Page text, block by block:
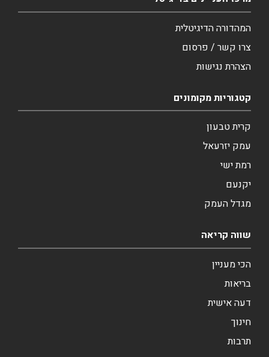
המהדורה הדיגיטלית
צרו קשר / פרסום
הצהרת נגישות
קטגוריות מקומונים
קרית טבעון
עמק יזרעאל
רמת ישי
יקנעם
מגדל העמק
שווה קריאה
הכי מעניין
בריאות
דעה אישית
חינוך
תרבות